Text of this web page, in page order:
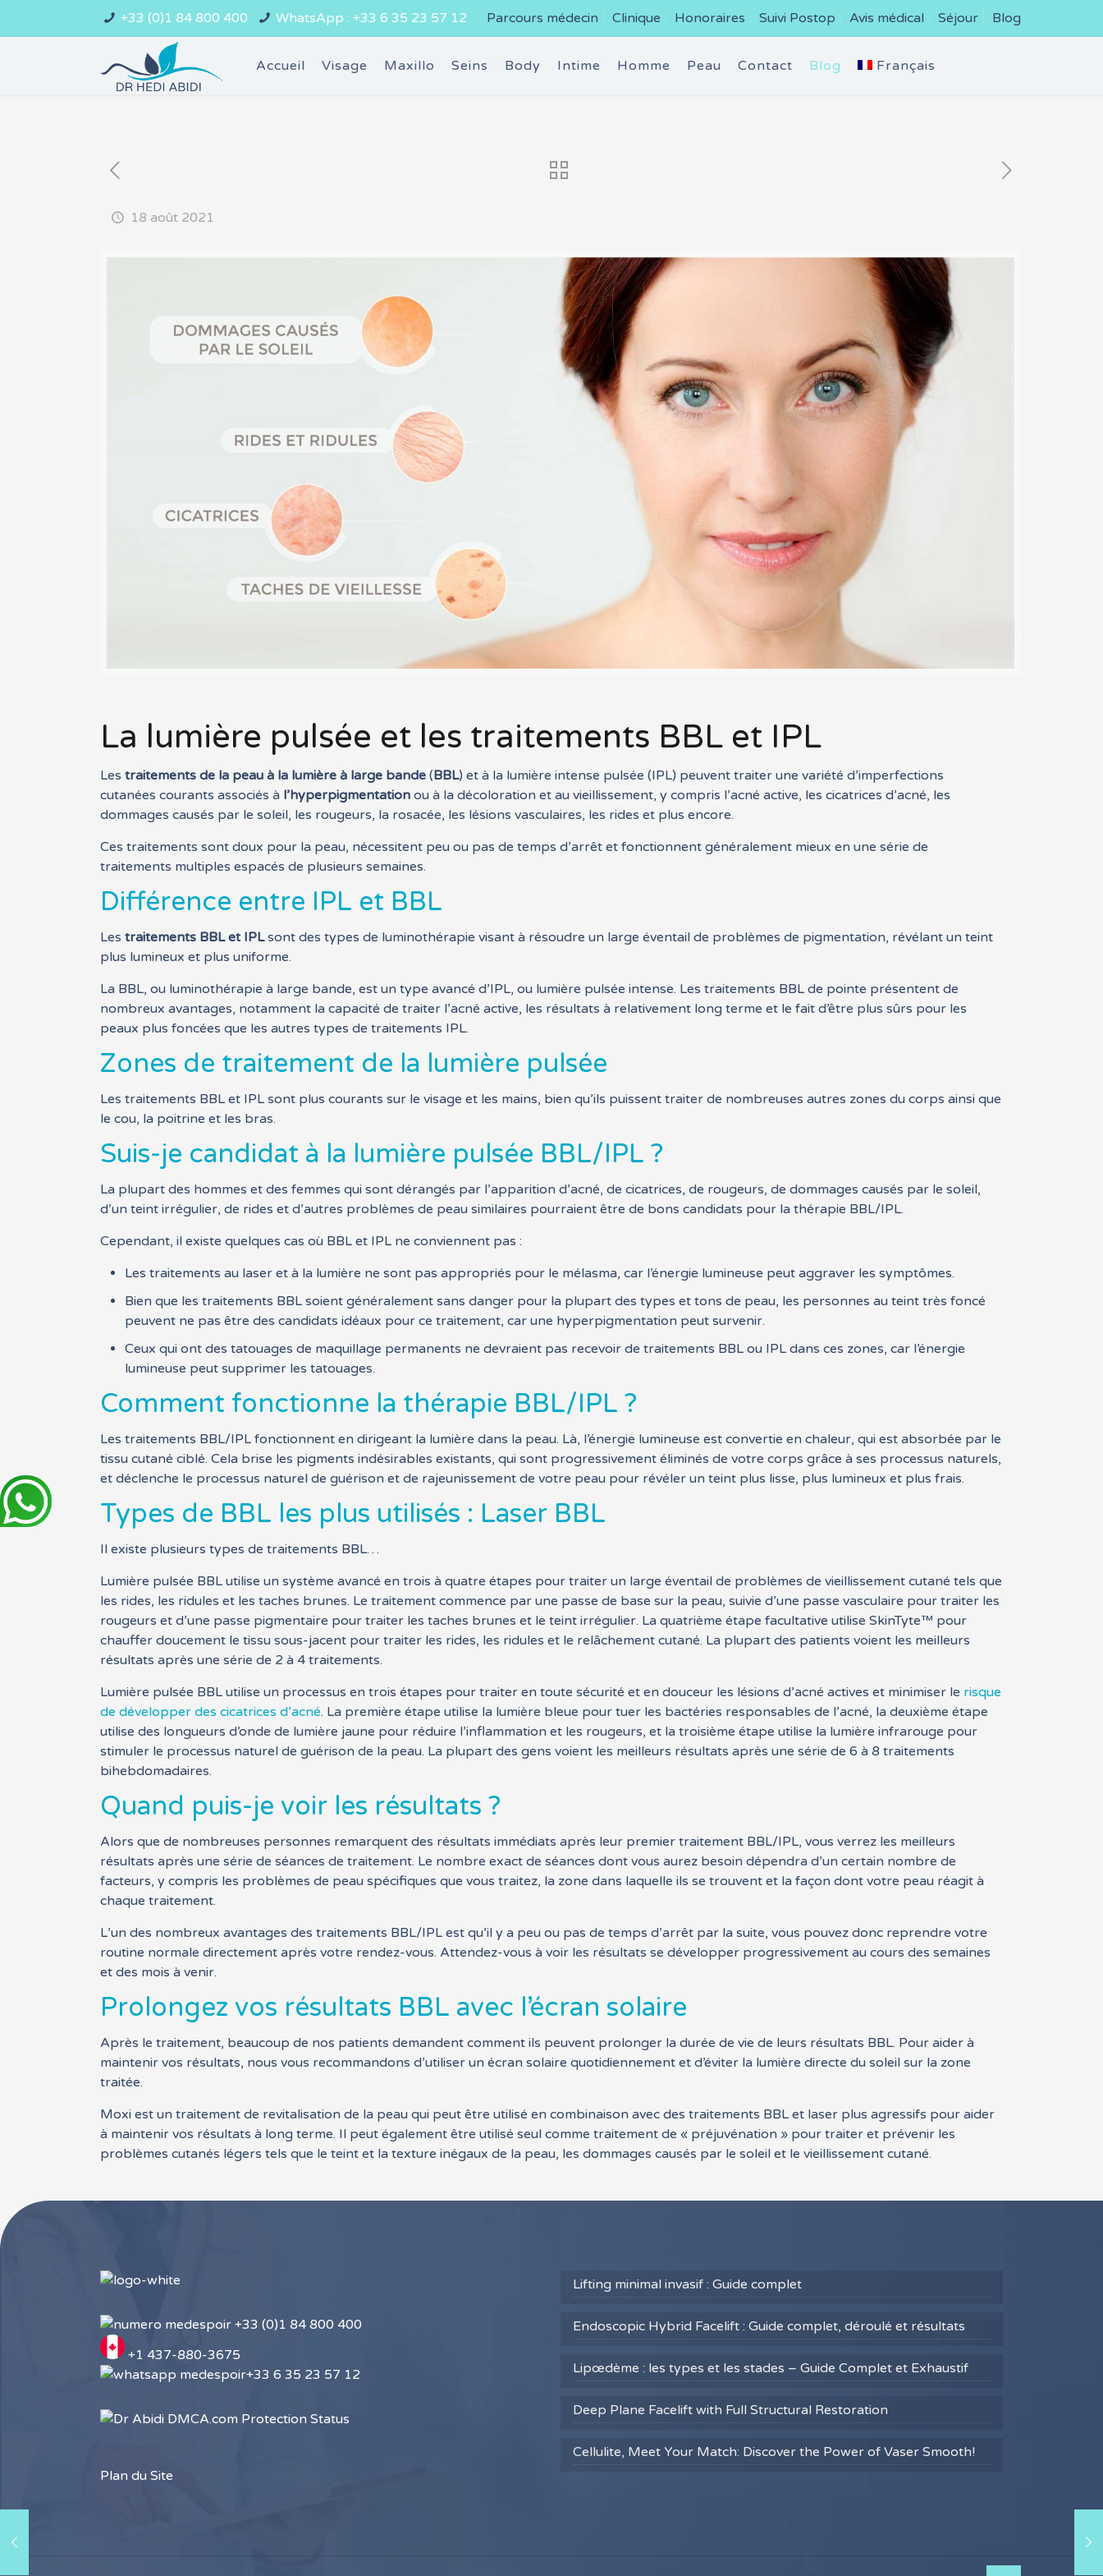
+33 (0)1 84 800 400 WhatsApp : +33 6 35 23 57 12 Parcours médecin Clinique Honoraires Suivi Postop Avis médical Séjour Blog
Accueil Visage Maxillo Seins Body Intime Homme Peau Contact Blog Français
18 août 2021
La lumière pulsée et les traitements BBL et IPL
Lestraitements de la peau à la lumière à large bande (BBL) et à la lumière intense pulsée (IPL) peuvent traiter une variété d’imperfections
cutanées courants associés à l’hyperpigmentation ou à la décoloration et au vieillissement, y compris l’acné active, les cicatrices d’acné, les
dommages causés par le soleil, les rougeurs, la rosacée, les lésions vasculaires, les rides et plus encore.
Ces traitements sont doux pour la peau, nécessitent peu ou pas de temps d’arrêt et fonctionnent généralement mieux en une série de
traitements multiples espacés de plusieurs semaines.
Différence entre IPL et BBL
Lestraitements BBL et IPLsont des types de luminothérapie visant à résoudre un large éventail de problèmes de pigmentation, révélant un teint
plus lumineux et plus uniforme.
La BBL, ou luminothérapie à large bande, est un type avancé d’IPL, ou lumière pulsée intense. Les traitements BBL de pointe présentent de
nombreux avantages, notamment la capacité de traiter l’acné active, les résultats à relativement long terme et le fait d’être plus sûrs pour les
peaux plus foncées que les autres types de traitements IPL.
Zones de traitement de la lumière pulsée
Les traitements BBL et IPL sont plus courants sur le visage et les mains, bien qu’ils puissent traiter de nombreuses autres zones du corps ainsi que
le cou, la poitrine et les bras.
Suis-je candidat à la lumière pulsée BBL/IPL ?
La plupart des hommes et des femmes qui sont dérangés par l’apparition d’acné, de cicatrices, de rougeurs, de dommages causés par le soleil,
d’un teint irrégulier, de rides et d’autres problèmes de peau similaires pourraient être de bons candidats pour la thérapie BBL/IPL.
Cependant, il existe quelques cas où BBL et IPL ne conviennent pas :
Les traitements au laser et à la lumière ne sont pas appropriés pour le mélasma, car l’énergie lumineuse peut aggraver les symptômes.
Bien que les traitements BBL soient généralement sans danger pour la plupart des types et tons de peau, les personnes au teint très foncé
peuvent ne pas être des candidats idéaux pour ce traitement, car une hyperpigmentation peut survenir.
Ceux qui ont des tatouages ​​​​de maquillage permanents ne devraient pas recevoir de traitements BBL ou IPL dans ces zones, car l’énergie
lumineuse peut supprimer les tatouages.
Comment fonctionne la thérapie BBL/IPL ?
Les traitements BBL/IPL fonctionnent en dirigeant la lumière dans la peau. Là, l’énergie lumineuse est convertie en chaleur, qui est absorbée par le
tissu cutané ciblé. Cela brise les pigments indésirables existants, qui sont progressivement éliminés de votre corps grâce à ses processus naturels,
et déclenche le processus naturel de guérison et de rajeunissement de votre peau pour révéler un teint plus lisse, plus lumineux et plus frais.
Types de BBL les plus utilisés : Laser BBL
Il existe plusieurs types de traitements BBL…
Lumière pulsée BBL utilise un système avancé en trois à quatre étapes pour traiter un large éventail de problèmes de vieillissement cutané tels que
les rides, les ridules et les taches brunes. Le traitement commence par une passe de base sur la peau, suivie d’une passe vasculaire pour traiter les
rougeurs et d’une passe pigmentaire pour traiter les taches brunes et le teint irrégulier. La quatrième étape facultative utilise SkinTyte™ pour
chauffer doucement le tissu sous-jacent pour traiter les rides, les ridules et le relâchement cutané. La plupart des patients voient les meilleurs
résultats après une série de 2 à 4 traitements.
Lumière pulsée BBL utilise un processus en trois étapes pour traiter en toute sécurité et en douceur les lésions d’acné actives et minimiser le risque
de développer des cicatrices d’acné. La première étape utilise la lumière bleue pour tuer les bactéries responsables de l’acné, la deuxième étape
utilise des longueurs d’onde de lumière jaune pour réduire l’inflammation et les rougeurs, et la troisième étape utilise la lumière infrarouge pour
stimuler le processus naturel de guérison de la peau. La plupart des gens voient les meilleurs résultats après une série de 6 à 8 traitements
bihebdomadaires.
Quand puis-je voir les résultats ?
Alors que de nombreuses personnes remarquent des résultats immédiats après leur premier traitement BBL/IPL, vous verrez les meilleurs
résultats après une série de séances de traitement. Le nombre exact de séances dont vous aurez besoin dépendra d’un certain nombre de
facteurs, y compris les problèmes de peau spécifiques que vous traitez, la zone dans laquelle ils se trouvent et la façon dont votre peau réagit à
chaque traitement.
L’un des nombreux avantages des traitements BBL/IPL est qu’il y a peu ou pas de temps d’arrêt par la suite, vous pouvez donc reprendre votre
routine normale directement après votre rendez-vous. Attendez-vous à voir les résultats se développer progressivement au cours des semaines
et des mois à venir.
Prolongez vos résultats BBL avec l’écran solaire
Après le traitement, beaucoup de nos patients demandent comment ils peuvent prolonger la durée de vie de leurs résultats BBL. Pour aider à
maintenir vos résultats, nous vous recommandons d’utiliser un écran solaire quotidiennement et d’éviter la lumière directe du soleil sur la zone
traitée.
Moxi est un traitement de revitalisation de la peau qui peut être utilisé en combinaison avec des traitements BBL et laser plus agressifs pour aider
à maintenir vos résultats à long terme. Il peut également être utilisé seul comme traitement de « préjuvénation » pour traiter et prévenir les
problèmes cutanés légers tels que le teint et la texture inégaux de la peau, les dommages causés par le soleil et le vieillissement cutané.
+33 (0)1 84 800 400
+1 437-880-3675
+33 6 35 23 57 12
Plan du Site
Lifting minimal invasif : Guide complet
Endoscopic Hybrid Facelift : Guide complet, déroulé et résultats
Lipœdème : les types et les stades – Guide Complet et Exhaustif
Deep Plane Facelift with Full Structural Restoration
Cellulite, Meet Your Match: Discover the Power of Vaser Smooth!